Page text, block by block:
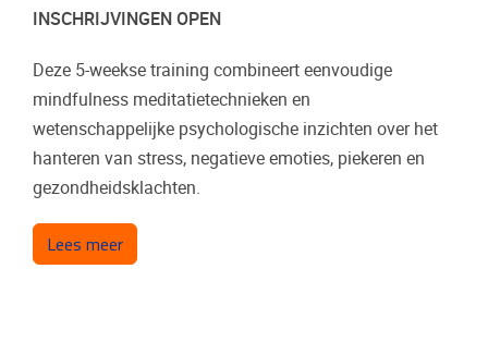
INSCHRIJVINGEN OPEN
Deze 5-weekse training combineert eenvoudige
mindfulness meditatietechnieken en
wetenschappelijke psychologische inzichten over het
hanteren van stress, negatieve emoties, piekeren en
gezondheidsklachten.
Lees meerover Basisprincipes van Mindfulness